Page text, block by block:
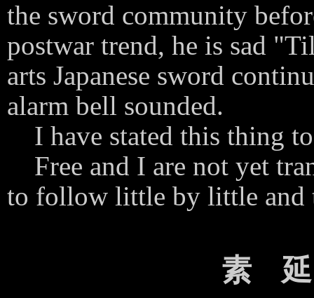
the sword community
postwar trend, he is sad
arts Japanese sword
alarm bell sounded.
I have stated this thing
Free and I are not yet
to follow little by little and
素 延